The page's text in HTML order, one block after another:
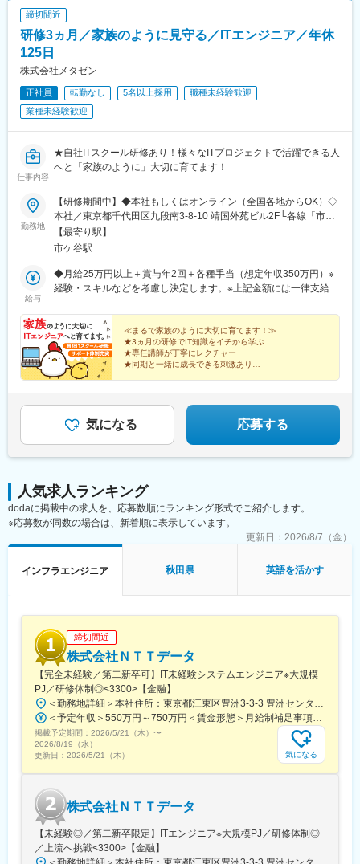
線)、大宮駅(埼玉県)、下北駅、西梅田駅、さっぽろ駅、函館駅前
駅、津軽五所川原駅、田茂山駅、あおば通駅、曽根田駅、鷹巣
駅、工機前駅、佐貫駅、宇都宮駅東口駅、今市駅、中央前橋駅、
都)、板橋区役所前駅、京王八王子駅、北品川駅、赤羽岩淵駅、新
宿駅(東京メトロ)、東池袋駅、不動前駅、住吉駅(東京都)、布田
駅、稲荷町駅(東京都)、立川北駅、三越前駅、二重橋前駅、桜街道
駅、京成船橋駅、京成千葉駅、北習志野駅、野田市駅、京成成田
南豊科駅、上大月駅、志貴野中学校前駅、新魚津駅、北鉄金沢
駅、福井駅、新浜松駅、新静岡駅、新豊橋駅、近鉄名古屋駅、尾
駅、大阪梅田駅(阪急線)、九条駅(京都府)、田中口駅、山陽姫路
駅、西宮駅、山陽明石駅、ハーバーランド駅、宝塚南口駅、新伊
丹駅、芦屋川駅、上栄町駅、新八日市駅、倉敷駅、岡山駅前駅、
電鉄出雲市駅、高知駅前駅、宮田町駅、高松築港駅、眉山ロープ
前駅、佐世保中央駅、神泉駅、岩本町駅、西早稲田駅、青井駅、
高津駅(神奈川県)、大阪難波駅、四ツ橋駅、大阪阿部野橋駅、東別
科駅、本八幡駅(都営線)、東梅田駅、北１２条駅、松風町駅、広瀬
通駅、東宿郷駅、東北沢駅、京成関屋駅、新宿三丁目駅、都電雑
司ケ谷駅、京成上野駅、立川南駅、茅場町駅、京橋駅(東京都)、東
海神駅、栄町駅(千葉県)、汐入駅、高島町駅、電鉄富山駅、広小路
駅(富山県)、七ツ屋駅、新福井駅、第一通り駅、日吉町駅、駅前
駅、猿猴橋町駅、高知橋駅、大手町駅(愛媛県)、天神南駅、桜島桟
橋通駅、二本木口駅、五島町駅、中佐世保駅、末広町駅(東京都)、
下落合駅、武蔵溝ノ口駅、なんば駅(南海線)、長堀橋駅、天王寺駅
前駅、栄駅(愛知県)、呉服町駅(福岡県)、四宮駅、京成八幡駅
締切間近
研修3ヵ月／家族のように見守る／ITエンジニア／年休
125日
株式会社メタゼン
正社員 転勤なし 5名以上採用
職種未経験歓迎
業種未経験歓迎
仕事内容
★自社ITスクール研修あり！様々なITプロジェクトで活躍できる人
へと「家族のように」大切に育てます！
勤務地
【研修期間中】◆本社もしくはオンライン（全国各地からOK）◇
本社／東京都千代田区九段南3-8-10 靖国外苑ビル2F└各線「市ケ
谷駅」より徒歩5分└各線「九段下駅」より徒歩9分【研修終了
後】◆東京23区を中心とした全国各地のITプロジェクト先※勤務地
歩10分以内の駅チカオフィスです。※フルリモート・在宅勤務は
プロジェクトによって異なります。
【最寄り駅】
市ケ谷駅
給与
◆月給25万円以上＋賞与年2回＋各種手当（想定年収350万円）※
経験・スキルなどを考慮し決定します。※上記金額には一律支給の
り（期間中は月給23万円以上で、その他の待遇に変更なし）☆経
験がある方は、現職・前職給与を考慮します。☆明確な評価制度
あり。個人の頑張りに応じて評価します。【年収例】年収450万
円（経験2年入社）年収600万円（経験3年入社）年収750万円（経
験5年入社）
≪まるで家族のように大切に育てます！≫
★3ヵ月の研修でIT知識をイチから学ぶ
★専任講師が丁寧にレクチャー
★同期と一緒に成長できる刺激あり
気になる 応募する
人気求人ランキング
dodaに掲載中の求人を、応募数順にランキング形式でご紹介します。
※応募数が同数の場合は、新着順に表示しています。
更新日： 2026/8/7（金）
インフラエンジニア 秋田県 英語を活かす
締切間近
株式会社ＮＴＴデータ
【完全未経験／第二新卒可】IT未経験システムエンジニア※大規模
PJ／研修体制◎<3300>【金融】
掲載予定期間： 2026/5/21（木） 〜
2026/8/19（水）
更新日： 2026/5/21（木） 気になる
株式会社ＮＴＴデータ
【未経験◎／第二新卒限定】ITエンジニア※大規模PJ／研修体制◎
／上流へ挑戦<3300>【金融】